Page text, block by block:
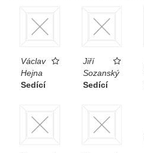
Václav
Hejna
Sedící
Jiří
Sozanský
Sedící